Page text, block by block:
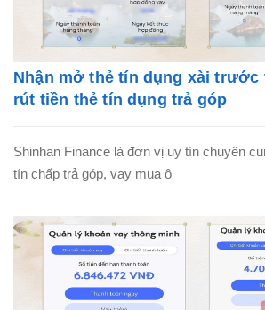
Nhận mở thẻ tín dụng xài trước
rút tiền thẻ tín dụng trả góp
Shinhan Finance là đơn vị uy tín chuyên
tín chấp trả góp, vay mua ô